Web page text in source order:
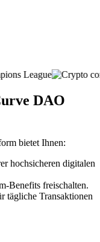
DAO
bietet Ihnen:
hochsicheren digitalen
Benefits freischalten.
tägliche Transaktionen